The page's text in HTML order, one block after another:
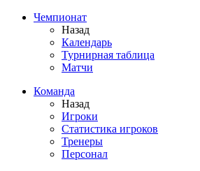
Чемпионат
Назад
Календарь
Турнирная таблица
Матчи
Команда
Назад
Игроки
Статистика игроков
Тренеры
Персонал